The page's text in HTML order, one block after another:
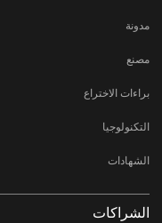
مدونة
مصنع
براءات الاختراع
التكنولوجيا
الشهادات
الشراكات